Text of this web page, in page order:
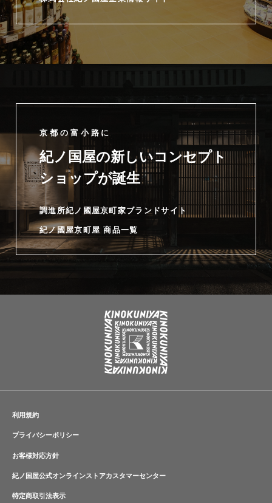
京都の富小路に
紀ノ国屋の新しいコンセプト
ショップが誕生
調進所紀ノ國屋京町家ブランドサイト
紀ノ國屋京町屋 商品一覧
利用規約
プライバシーポリシー
お客様対応方針
紀ノ国屋公式オンラインストアカスタマーセンター
特定商取引法表示